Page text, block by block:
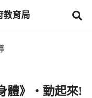
教育局
體》‧動起來!